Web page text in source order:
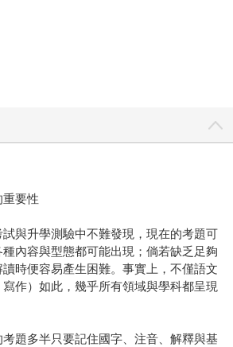
重要性
與升學測驗中不難發現，現在的考題可
內容與型態都可能出現；倘若缺乏足夠
時便容易產生困難。事實上，不僅語文
寫作）如此，幾乎所有領域與學科都呈現
題多半只要記住國字、注音、解釋與基